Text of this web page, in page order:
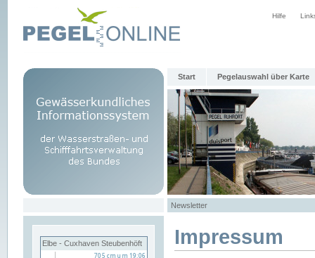
Hilfe
Start Pegelauswahl über Karte
Newsletter
Elbe - Cuxhaven Steubenhöft Impressum